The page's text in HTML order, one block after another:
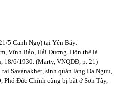
5 Canh Ngọ) tại Yên Báy:
Vĩnh Bảo, Hải Dương. Hôn thê là
18/6/1930. (Marty, VNQDĐ, p. 21)
Savanakhet, sinh quán làng Đa Ngưu,
Phó Đức Chính cũng bị bắt ở Sơn Tây,